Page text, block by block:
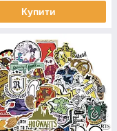
Купити